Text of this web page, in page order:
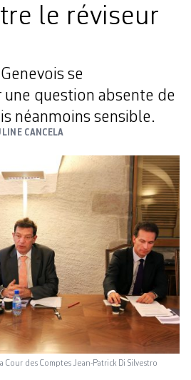
le réviseur
se
question absente de
néanmoins sensible.
CANCELA
Cour des Comptes Jean-Patrick Di Silvestro